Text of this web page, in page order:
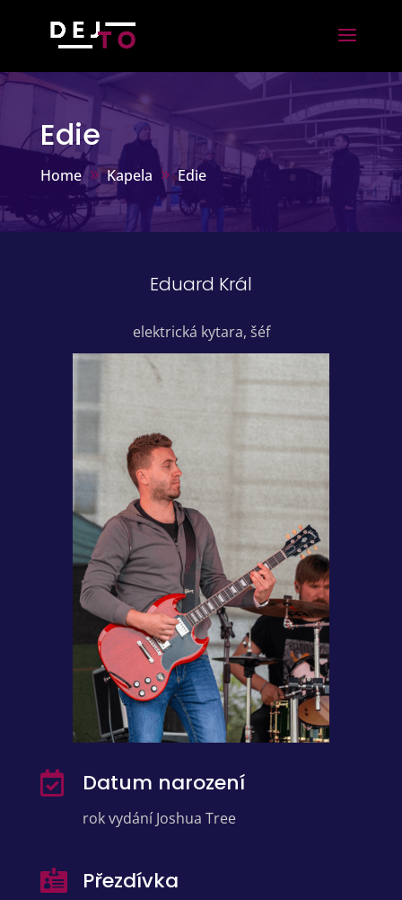
Edie
Home Kapela Edie
Eduard Král
elektrická kytara, šéf
 Datum narození
rok vydání Joshua Tree
 Přezdívka